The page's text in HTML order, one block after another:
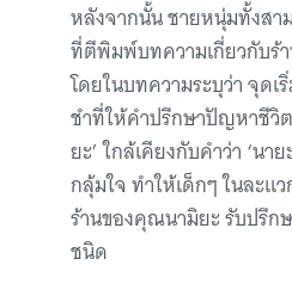
หลังจากนั้น ชายหนุ่มทั้งสา
ที่ตีพิมพ์บทความเกี่ยวกับร้
โดยในบทความระบุว่า จุดเ
ชำที่ให้คำปรึกษาปัญหาชีวิต
ยะ’ ใกล้เคียงกับคำว่า ‘น
กลุ้มใจ ทำให้เด็กๆ ในละแ
ร้านของคุณนามิยะ รับปรึ
ชนิด